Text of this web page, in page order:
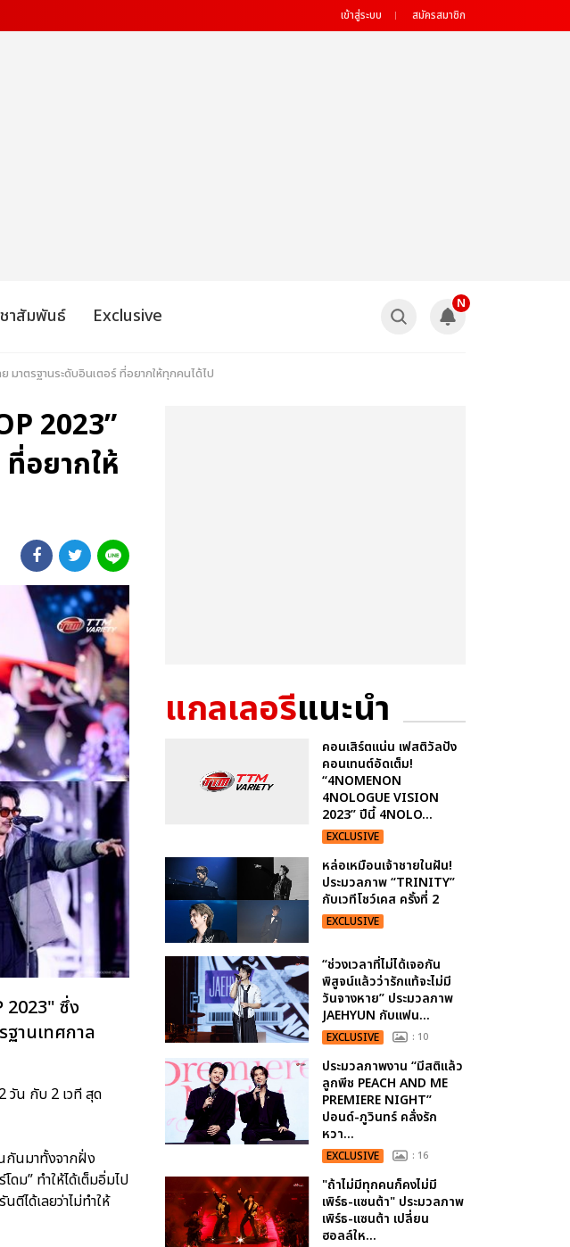
เข้าสู่ระบบ สมัครสมาชิก
ชาสัมพันธ์ Exclusive
N
มาตรฐานระดับอินเตอร์ ที่อยากให้ทุกคนได้ไป
2023”
อยากให้
2023" ซึ่ง
านเทศกาล
วัน กับ 2 เวที สุด
กันมาทั้งจากฝั่ง
ม” ทำให้ได้เต็มอิ่มไป
ได้เลยว่าไม่ทำให้
แกลเลอรีแนะนำ
คอนเสิร์ตแน่น เฟสติวัลปัง
คอนเทนต์อัดเต็ม!
“4NOMENON
4NOLOGUE VISION
2023” ปีนี้ 4NOLO...
EXCLUSIVE
หล่อเหมือนเจ้าชายในฝัน!
ประมวลภาพ “TRINITY”
กับเวทีโชว์เคส ครั้งที่ 2
EXCLUSIVE
“ช่วงเวลาที่ไม่ได้เจอกัน
พิสูจน์แล้วว่ารักแท้จะไม่มี
วันจางหาย” ประมวลภาพ
JAEHYUN กับแฟน...
EXCLUSIVE : 10
ประมวลภาพงาน “มีสติแล้ว
ลูกพีช PEACH AND ME
PREMIERE NIGHT”
ปอนด์-ภูวินทร์ คลั่งรัก
หวา...
EXCLUSIVE : 16
"ถ้าไม่มีทุกคนก็คงไม่มี
เพิร์ธ-แซนต้า" ประมวลภาพ
เพิร์ธ-แซนต้า เปลี่ยน
ฮอลล์ให...